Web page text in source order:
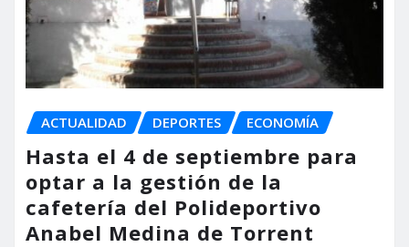
ACTUALIDAD DEPORTES ECONOMÍA
Hasta el 4 de septiembre para
optar a la gestión de la
cafetería del Polideportivo
Anabel Medina de Torrent